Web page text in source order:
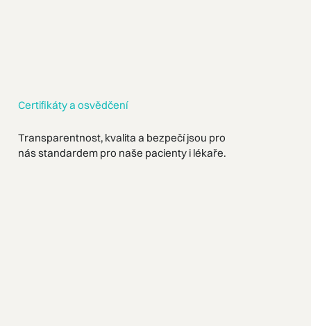
Certifikáty a osvědčení
Transparentnost, kvalita a bezpečí jsou pro
nás standardem pro naše pacienty i lékaře.